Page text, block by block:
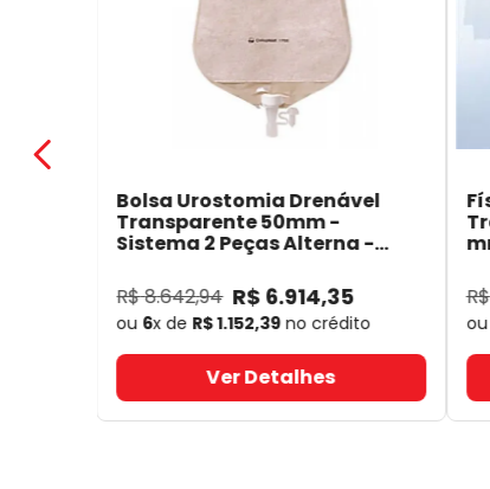
Bolsa Urostomia Drenável
Transparente 50mm -
Sistema 2 Peças Alterna -
R$8.642,94 R$ 6.914,35
ou 6x de R$1.152,39no crédito
Ver Detalhes
R$
ou